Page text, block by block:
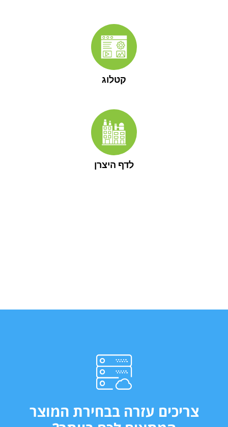
קטלוג
לדף היצרן
צריכים עזרה בבחירת המוצר